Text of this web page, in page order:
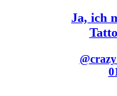
Ja, ich